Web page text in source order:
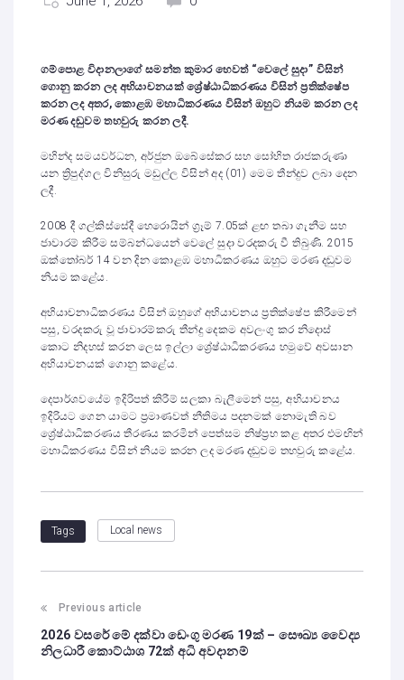
ගම්පොළ විදානලාගේ සමන්ත කුමාර හෙවත් “වෙලේ සුදා” විසින්
ගොනු කරන ලද අභියාචනයක් ශ්‍රේෂ්ඨාධිකරණය විසින් ප්‍රතික්ෂේප
කරන ලද අතර,කොළඹ මහාධිකරණය විසින් ඔහුට නියම කරන ලද
මරණ දඬුවම තහවුරු කරන ලදී.
මහින්ද සමයවර්ධන, අර්ජුන ඔබේසේකර සහ සෝභිත රාජකරුණා
යන ත්‍රිපුද්ගල විනිසුරු මඩුල්ල විසින් අද (01) මෙම තීන්දුව ලබා දෙන
ලදී.
2008 දී ගල්කිස්සේදී හෙරොයින් ග්‍රෑම් 7.05ක් ළඟ තබා ගැනීම සහ
ජාවාරම් කිරීම සම්බන්ධයෙන් වෙලේ සුදා වරදකරු වී තිබුණි. 2015
ඔක්තෝබර් 14 වන දින කොළඹ මහාධිකරණය ඔහුට මරණ දඬුවම
නියම කළේය.
අභියාචනාධිකරණය විසින් ඔහුගේ අභියාචනය ප්‍රතික්ෂේප කිරීමෙන්
පසු, වරදකරු වූ ජාවාරම්කරු තීන්දු දෙකම අවලංගු කර නිදොස්
කොට නිදහස් කරන ලෙස ඉල්ලා ශ්‍රේෂ්ඨාධිකරණය හමුවේ අවසාන
අභියාචනයක් ගොනු කළේය.
දෙපාර්ශවයේම ඉදිරිපත් කිරීම් සලකා බැලීමෙන් පසු, අභියාචනය
ඉදිරියට ගෙන යාමට ප්‍රමාණවත් නීතිමය පදනමක් නොමැති බව
ශ්‍රේෂ්ඨාධිකරණය තීරණය කරමින් පෙත්සම නිෂ්ප්‍රභ කළ අතර එමඟින්
මහාධිකරණය විසින් නියම කරන ලද මරණ දඬුවම තහවුරු කළේය.
Tags Local news
Previous article
2026 වසරේ මේ දක්වා ඩෙංගු මරණ 19ක් – සෞඛ්‍ය වෛද්‍ය
නිලධාරී කොට්ඨාශ 72ක් අධි අවදානම්